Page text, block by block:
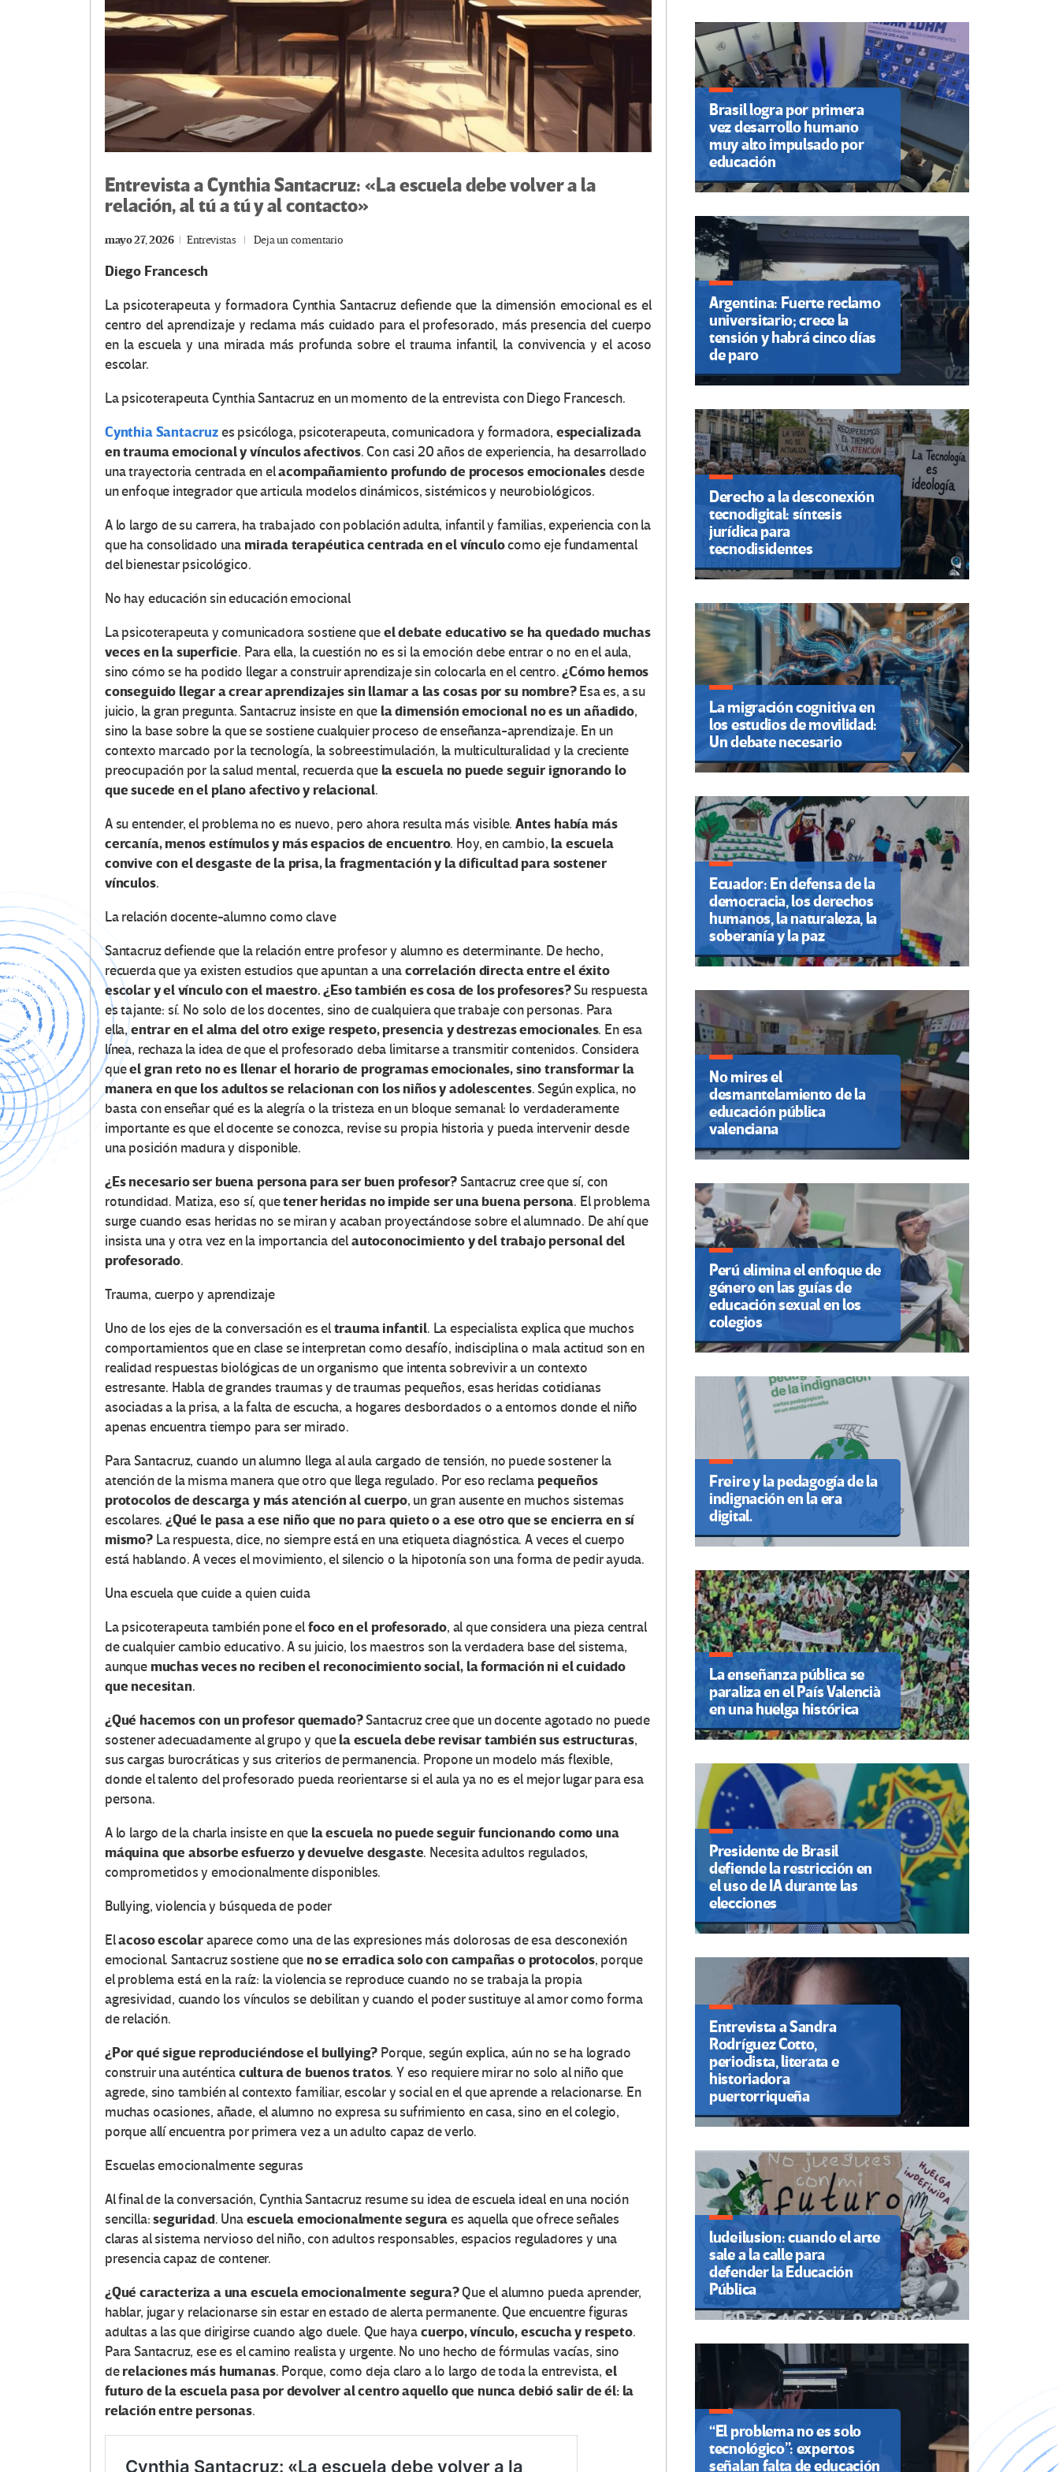
Entrevista a Cynthia Santacruz: «La escuela debe volver a la
relación, al tú a tú y al contacto»
mayo 27, 2026 Entrevistas Deja un comentario
Diego Francesch
La psicoterapeuta y formadora Cynthia Santacruz defiende que la dimensión emocional es el
centro del aprendizaje y reclama más cuidado para el profesorado, más presencia del cuerpo
en la escuela y una mirada más profunda sobre el trauma infantil, la convivencia y el acoso
escolar.
La psicoterapeuta Cynthia Santacruz en un momento de la entrevista con Diego Francesch.
Cynthia Santacruzes psicóloga, psicoterapeuta, comunicadora y formadora, especializada
en trauma emocional y vínculos afectivos. Con casi 20 años de experiencia, ha desarrollado
una trayectoria centrada en elacompañamiento profundo de procesos emocionalesdesde
un enfoque integrador que articula modelos dinámicos, sistémicos y neurobiológicos.
A lo largo de su carrera, ha trabajado con población adulta, infantil y familias, experiencia con la
que ha consolidado una mirada terapéutica centrada en el vínculocomo eje fundamental
del bienestar psicológico.
No hay educación sin educación emocional
La psicoterapeuta y comunicadora sostiene queel debate educativo se ha quedado muchas
veces en la superficie. Para ella, la cuestión no es si la emoción debe entrar o no en el aula,
sino cómo se ha podido llegar a construir aprendizaje sin colocarla en el centro.¿Cómo hemos
conseguido llegar a crear aprendizajes sin llamar a las cosas por su nombre?Esa es, a su
juicio, la gran pregunta. Santacruz insiste en que la dimensión emocional no es un añadido,
sino la base sobre la que se sostiene cualquier proceso de enseñanza-aprendizaje. En un
contexto marcado por la tecnología, la sobreestimulación, la multiculturalidad y la creciente
preocupación por la salud mental, recuerda que la escuela no puede seguir ignorando lo
que sucede en el plano afectivo y relacional.
A su entender, el problema no es nuevo, pero ahora resulta más visible.Antes había más
cercanía, menos estímulos y más espacios de encuentro. Hoy, en cambio, la escuela
convive con el desgaste de la prisa, la fragmentación y la dificultad para sostener
vínculos.
La relación docente-alumno como clave
Santacruz defiende que la relación entre profesor y alumno es determinante. De hecho,
recuerda que ya existen estudios que apuntan a unacorrelación directa entre el éxito
escolar y el vínculo con el maestro.¿Eso también es cosa de los profesores?Su respuesta
es tajante: sí. No solo de los docentes, sino de cualquiera que trabaje con personas. Para
ella,entrar en el alma del otro exige respeto, presencia y destrezas emocionales. En esa
línea, rechaza la idea de que el profesorado deba limitarse a transmitir contenidos. Considera
queel gran reto no es llenar el horario de programas emocionales, sino transformar la
manera en que los adultos se relacionan con los niños y adolescentes. Según explica, no
basta con enseñar qué es la alegría o la tristeza en un bloque semanal: lo verdaderamente
importante es que el docente se conozca, revise su propia historia y pueda intervenir desde
una posición madura y disponible.
¿Es necesario ser buena persona para ser buen profesor?Santacruz cree que sí, con
rotundidad. Matiza, eso sí, quetener heridas no impide ser una buena persona. El problema
surge cuando esas heridas no se miran y acaban proyectándose sobre el alumnado. De ahí que
insista una y otra vez en la importancia delautoconocimiento y del trabajo personal del
profesorado.
Trauma, cuerpo y aprendizaje
Uno de los ejes de la conversación es eltrauma infantil. La especialista explica que muchos
comportamientos que en clase se interpretan como desafío, indisciplina o mala actitud son en
realidad respuestas biológicas de un organismo que intenta sobrevivir a un contexto
estresante. Habla de grandes traumas y de traumas pequeños, esas heridas cotidianas
asociadas a la prisa, a la falta de escucha, a hogares desbordados o a entornos donde el niño
apenas encuentra tiempo para ser mirado.
Para Santacruz, cuando un alumno llega al aula cargado de tensión, no puede sostener la
atención de la misma manera que otro que llega regulado. Por eso reclama pequeños
protocolos de descarga y más atención al cuerpo, un gran ausente en muchos sistemas
escolares.¿Qué le pasa a ese niño que no para quieto o a ese otro que se encierra en sí
mismo? La respuesta, dice, no siempre está en una etiqueta diagnóstica. A veces el cuerpo
está hablando. A veces el movimiento, el silencio o la hipotonía son una forma de pedir ayuda.
Una escuela que cuide a quien cuida
La psicoterapeuta también pone elfoco en el profesorado, al que considera una pieza central
de cualquier cambio educativo. A su juicio, los maestros son la verdadera base del sistema,
aunque muchas veces no reciben el reconocimiento social, la formación ni el cuidado
que necesitan.
¿Qué hacemos con un profesor quemado?Santacruz cree que un docente agotado no puede
sostener adecuadamente al grupo y quela escuela debe revisar también sus estructuras,
sus cargas burocráticas y sus criterios de permanencia. Propone un modelo más flexible,
donde el talento del profesorado pueda reorientarse si el aula ya no es el mejor lugar para esa
persona.
A lo largo de la charla insiste en que la escuela no puede seguir funcionando como una
máquina que absorbe esfuerzo y devuelve desgaste. Necesita adultos regulados,
comprometidos y emocionalmente disponibles.
Bullying, violencia y búsqueda de poder
Elacoso escolaraparece como una de las expresiones más dolorosas de esa desconexión
emocional. Santacruz sostiene que no se erradica solo con campañas o protocolos, porque
el problema está en la raíz: la violencia se reproduce cuando no se trabaja la propia
agresividad, cuando los vínculos se debilitan y cuando el poder sustituye al amor como forma
de relación.
¿Por qué sigue reproduciéndose el bullying? Porque, según explica, aún no se ha logrado
construir una auténticacultura de buenos tratos. Y eso requiere mirar no solo al niño que
agrede, sino también al contexto familiar, escolar y social en el que aprende a relacionarse. En
muchas ocasiones, añade, el alumno no expresa su sufrimiento en casa, sino en el colegio,
porque allí encuentra por primera vez a un adulto capaz de verlo.
Escuelas emocionalmente seguras
Al final de la conversación, Cynthia Santacruz resume su idea de escuela ideal en una noción
sencilla:seguridad. Unaescuela emocionalmente seguraes aquella que ofrece señales
claras al sistema nervioso del niño, con adultos responsables, espacios reguladores y una
presencia capaz de contener.
¿Qué caracteriza a una escuela emocionalmente segura?Que el alumno pueda aprender,
hablar, jugar y relacionarse sin estar en estado de alerta permanente. Que encuentre figuras
adultas a las que dirigirse cuando algo duele. Que hayacuerpo, vínculo, escucha y respeto.
Para Santacruz, ese es el camino realista y urgente. No uno hecho de fórmulas vacías, sino
derelaciones más humanas. Porque, como deja claro a lo largo de toda la entrevista, el
futuro de la escuela pasa por devolver al centro aquello que nunca debió salir de él: la
relación entre personas.
Brasil logra por primera
vez desarrollo humano
muy alto impulsado por
educación
Argentina: Fuerte reclamo
universitario; crece la
tensión y habrá cinco días
de paro
Derecho a la desconexión
tecnodigital: síntesis
jurídica para
tecnodisidentes
La migración cognitiva en
los estudios de movilidad:
Un debate necesario
Ecuador: En defensa de la
democracia, los derechos
humanos, la naturaleza, la
soberanía y la paz
No mires el
desmantelamiento de la
educación pública
valenciana
Perú elimina el enfoque de
género en las guías de
educación sexual en los
colegios
Freire y la pedagogía de la
indignación en la era
digital.
La enseñanza pública se
paraliza en el País Valencià
en una huelga histórica
Presidente de Brasil
defiende la restricción en
el uso de IA durante las
elecciones
Entrevista a Sandra
Rodríguez Cotto,
periodista, literata e
historiadora
puertorriqueña
ludeilusion: cuando el arte
sale a la calle para
defender la Educación
Pública
“El problema no es solo
tecnológico”: expertos
señalan falta de educación